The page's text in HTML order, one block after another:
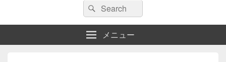
検
索:
検
索
メニュー